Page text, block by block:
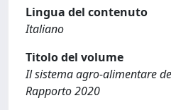
Lingua del contenuto
Italiano
Titolo del volume
Il sistema agro-alimentare
Rapporto 2020